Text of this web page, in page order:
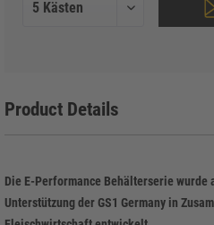
Product Details
Die E-Performance Behälterserie
Unterstützung der GS1 Germany in